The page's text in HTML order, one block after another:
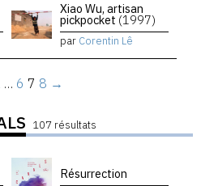
Xiao Wu, artisan
pickpocket (1997)
par Corentin Lê
… 6 7 8 →
107 résultats
Résurrection